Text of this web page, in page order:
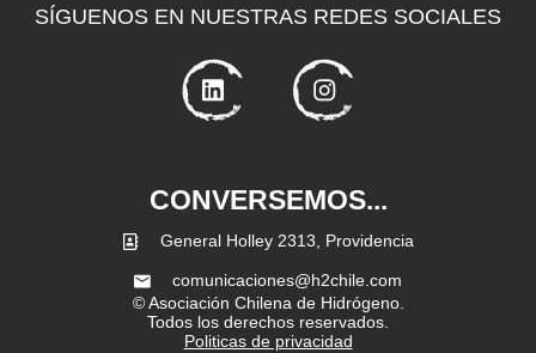
SÍGUENOS EN NUESTRAS REDES SOCIALES
CONVERSEMOS...
General Holley 2313, Providencia
comunicaciones@h2chile.com
© Asociación Chilena de Hidrógeno.
Todos los derechos reservados.
Politicas de privacidad